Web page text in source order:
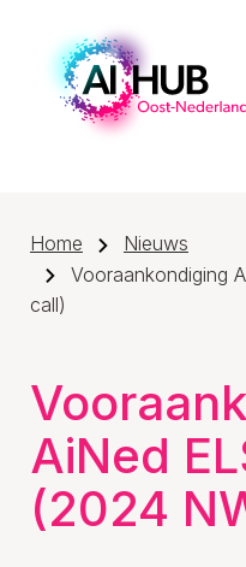
Home
Nieuws
Vooraankondiging
call)
AiNed
(2024